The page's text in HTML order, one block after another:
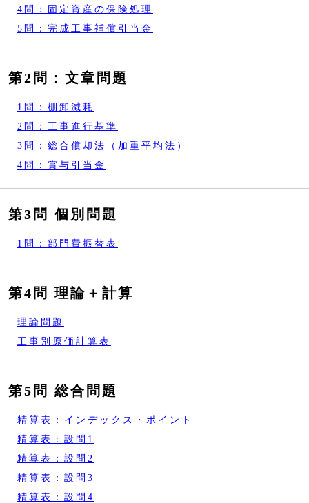
4問：固定資産の保険処理
5問：完成工事補償引当金
第2問：文章問題
1問：棚卸減耗
2問：工事進行基準
3問：総合償却法（加重平均法）
4問：賞与引当金
第3問 個別問題
1問：部門費振替表
第4問 理論＋計算
理論問題
工事別原価計算表
第5問 総合問題
精算表：インデックス・ポイント
精算表：設問1
精算表：設問2
精算表：設問3
精算表：設問4